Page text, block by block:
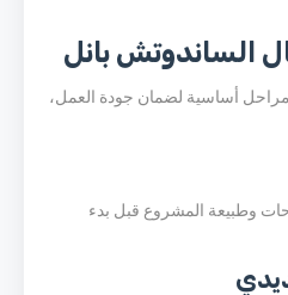
الساندوتش بانل
مراحل أساسية لضمان جودة العمل،
وطبيعة المشروع قبل بدء